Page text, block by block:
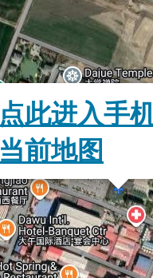
点此进入手
当前地图